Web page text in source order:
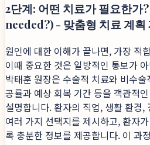
2단계: 어떤 치료가 필요한
needed?) - 맞춤형 치료 계획
원인에 대한 이해가 끝나면, 가장 적
이때 중요한 것은 일방적인 통보가
박태훈 원장은 수술적 치료와 비수
공률과 예상 회복 기간 등을 객관적
설명합니다. 환자의 직업, 생활 환경,
여러 가지 선택지를 제시하고, 환자
록 충분한 정보를 제공합니다. 이 과